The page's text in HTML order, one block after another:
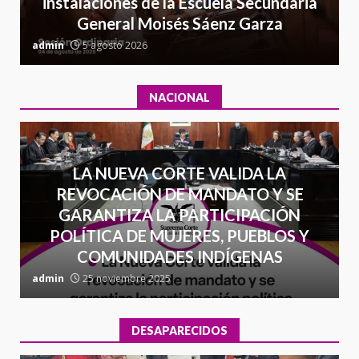
16 julio 2026
General Moisés Sáenz Garza
admin 5 agosto 2026
NACIONAL
LA NUEVA CORTE VALIDA LA
REVOCACIÓN DE MANDATO Y SE
GARANTIZA LA PARTICIPACIÓN
POLÍTICA DE MUJERES, PUEBLOS Y
COMUNIDADES INDÍGENAS
admin 25 noviembre 2025
DESAPARECIDOS